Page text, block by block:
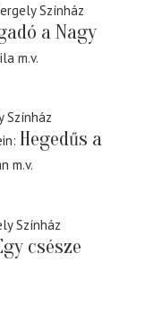
Színház
a Nagy
m.v.
Színház
Hegedűs a
m.v.
Színház
csésze